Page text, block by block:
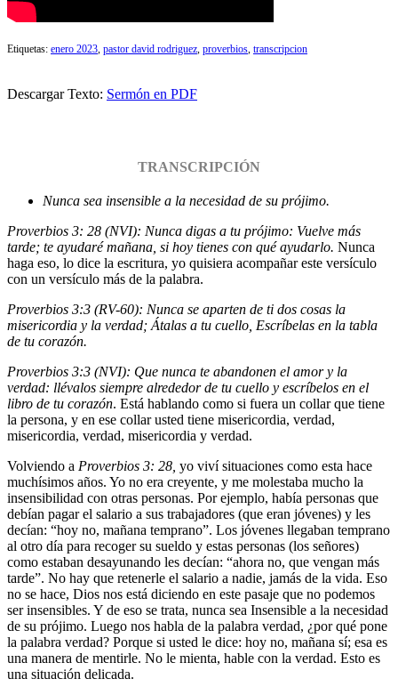
Etiquetas: enero 2023 pastor david rodriguez proverbios transcripcion
Descargar Texto: Sermón en PDF
TRANSCRIPCIÓN
Nunca sea insensible a la necesidad de su prójimo.
Proverbios 3: 28 (NVI): Nunca digas a tu prójimo: Vuelve más
tarde; te ayudaré mañana, si hoy tienes con qué ayudarlo. Nunca
haga eso, lo dice la escritura, yo quisiera acompañar este versículo
con un versículo más de la palabra.
Proverbios 3:3 (RV-60): Nunca se aparten de ti dos cosas la
misericordia y la verdad; Átalas a tu cuello, Escríbelas en la tabla
de tu corazón.
Proverbios 3:3 (NVI): Que nunca te abandonen el amor y la
verdad: llévalos siempre alrededor de tu cuello y escríbelos en el
libro de tu corazón. Está hablando como si fuera un collar que tiene
la persona, y en ese collar usted tiene misericordia, verdad,
misericordia, verdad, misericordia y verdad.
Volviendo a Proverbios 3: 28, yo viví situaciones como esta hace
muchísimos años. Yo no era creyente, y me molestaba mucho la
insensibilidad con otras personas. Por ejemplo, había personas que
debían pagar el salario a sus trabajadores (que eran jóvenes) y les
decían: “hoy no, mañana temprano”. Los jóvenes llegaban temprano
al otro día para recoger su sueldo y estas personas (los señores)
como estaban desayunando les decían: “ahora no, que vengan más
tarde”. No hay que retenerle el salario a nadie, jamás de la vida. Eso
no se hace, Dios nos está diciendo en este pasaje que no podemos
ser insensibles. Y de eso se trata, nunca sea Insensible a la necesidad
de su prójimo. Luego nos habla de la palabra verdad, ¿por qué pone
la palabra verdad? Porque si usted le dice: hoy no, mañana sí; esa es
una manera de mentirle. No le mienta, hable con la verdad. Esto es
una situación delicada.